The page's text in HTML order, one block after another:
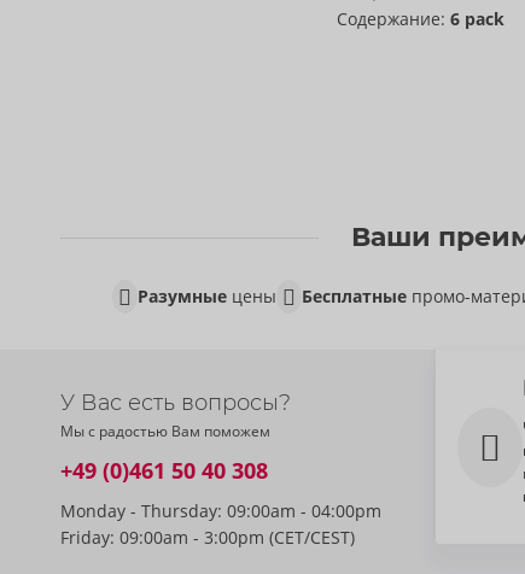
Содержание: 6 pack
Ваши
Разумные цены Бесплатные промо-
У Вас есть вопросы?
Мы с радостью Вам поможем
+49 (0)461 50 40 308
Monday - Thursday: 09:00am - 04:00pm
Friday: 09:00am - 3:00pm (CET/CEST)